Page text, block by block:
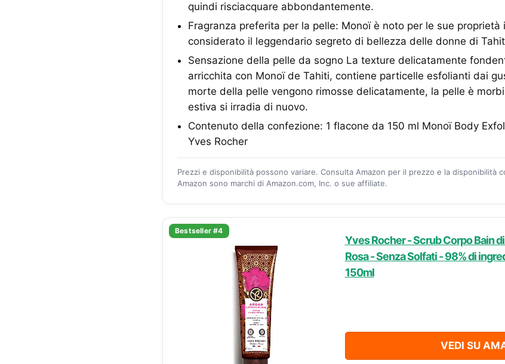
quindi risciacquare abbondantemente.
Fragranza preferita per la pelle: Monoï è noto per le sue
considerato il leggendario segreto di bellezza delle donne di
Sensazione della pelle da sogno La texture delicatamente
arricchita con Monoï de Tahiti, contiene particelle esfolianti dai
morte della pelle vengono rimosse delicatamente, la pelle è
estiva si irradia di nuovo.
Contenuto della confezione: 1 flacone da 150 ml Monoï Body
Yves Rocher
Prezzi e disponibilità possono variare. Consulta Amazon per il prezzo e la disponibilità
Amazon sono marchi di Amazon.com, Inc. o sue affiliate.
Bestseller #4
Yves Rocher - Scrub Corpo Bain
Rosa - Senza Solfati - 98% di
150ml
VEDI SU